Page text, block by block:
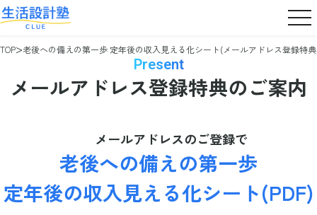
TOP 老後への備えの第一歩 定年後の収入見える化シート(メールアドレス登録特
Present
メールアドレス登録特典のご案内
メールアドレスのご登録で
老後への備えの第一歩
定年後の収入見える化シート(PDF)